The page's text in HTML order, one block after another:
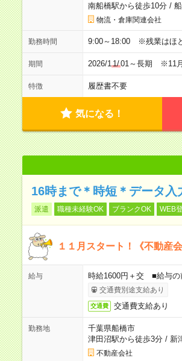
南船橋駅から徒歩10分/
物流・倉庫関連会社
勤務時間 9:00～18:00 ※残業はほ
期間 2026/1 1/01～長期 ※11月
特徴 履歴書不要
気になる！
16時まで＊時短＊データ入
派遣 職種未経験OK ブランクOK WEB
１１月スタート！《不動産
給与 時給1600円＋交 ■給与の
交通費別途支給あり
交通費 交通費支給あり
勤務地
千葉県船橋市
津田沼駅から徒歩3分/ 新
不動産会社